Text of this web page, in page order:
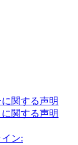
関する声明
関する声明
ン: